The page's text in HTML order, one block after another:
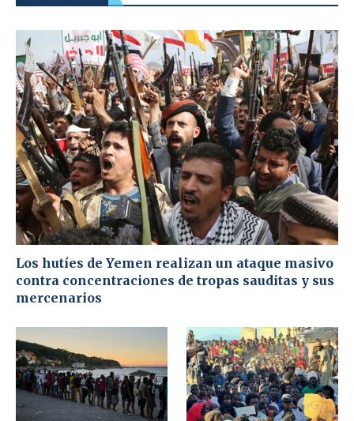
Los hutíes de Yemen realizan un ataque masivo
contra concentraciones de tropas sauditas y sus
mercenarios